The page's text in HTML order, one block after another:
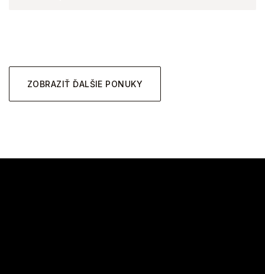
ZOBRAZIŤ ĎALŠIE PONUKY